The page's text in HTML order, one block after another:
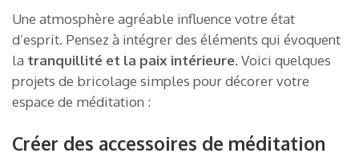
Une atmosphère agréable influence votre état
d’esprit. Pensez à intégrer des éléments qui évoquent
la tranquillité et la paix intérieure. Voici quelques
projets de bricolage simples pour décorer votre
espace de méditation :
Créer des accessoires de méditation